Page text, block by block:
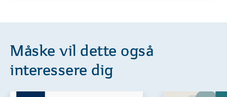
Måske vil dette også
interessere dig